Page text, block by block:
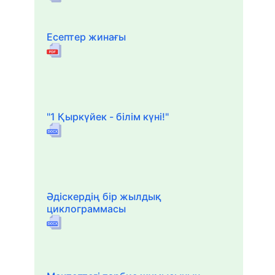
Есептер жинағы
"1 Қыркүйек - білім күні!"
Әдіскердің бір жылдық
циклограммасы